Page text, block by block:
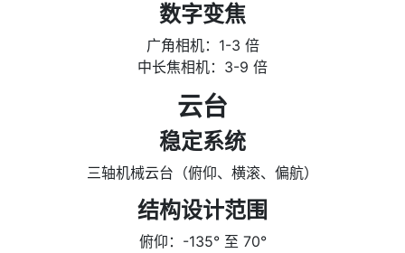
数字变焦
广角相机：1-3 倍
中长焦相机：3-9 倍
云台
稳定系统
三轴机械云台（俯仰、横滚、偏航）
结构设计范围
俯仰：-135° 至 70°